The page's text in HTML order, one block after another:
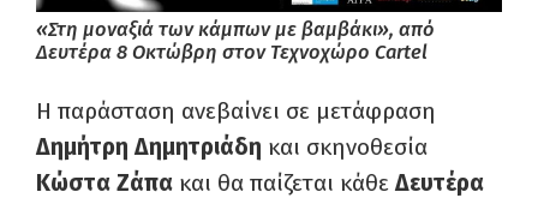
«Στη μοναξιά των κάμπων με βαμβάκι», από
Δευτέρα 8 Οκτώβρη στον Τεχνοχώρο Cartel
Η παράσταση ανεβαίνει σε μετάφραση
Δημήτρη Δημητριάδη και σκηνοθεσία
Κώστα Ζάπα και θα παίζεται κάθε Δευτέρα